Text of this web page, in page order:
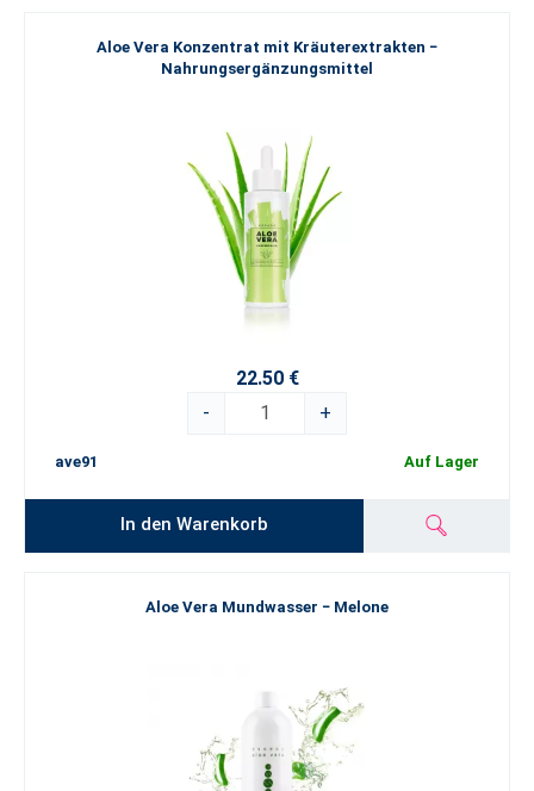
Aloe Vera Konzentrat mit Kräuterextrakten −
Nahrungsergänzungsmittel
22.50 €
-
+
ave91 Auf Lager
In den Warenkorb
Aloe Vera Mundwasser − Melone